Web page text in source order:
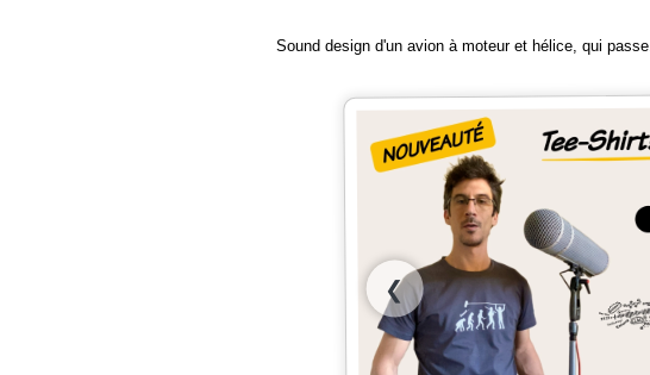
Sound design d'un avion à moteur et hélice, qui passe.
❮